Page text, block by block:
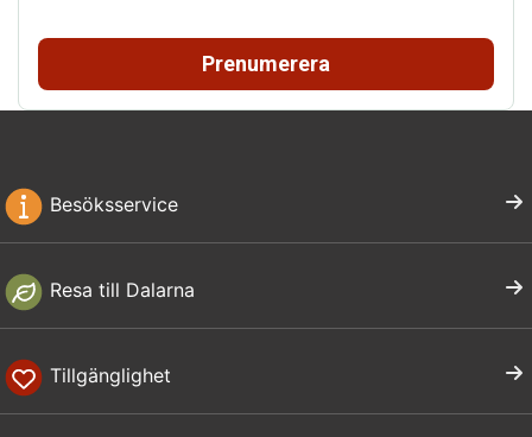
Prenumerera
Besöksservice
Resa till Dalarna
Tillgänglighet